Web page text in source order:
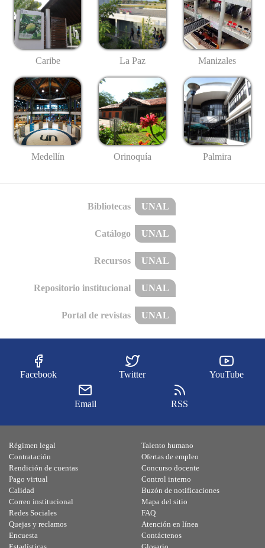
Caribe La Paz Manizales
Medellín Orinoquía Palmira
Bibliotecas UNAL
Catálogo UNAL
Recursos UNAL
Repositorio institucional UNAL
Portal de revistas UNAL
Facebook Twitter YouTube
Email RSS
Régimen legal
Contratación
Rendición de cuentas
Pago virtual
Calidad
Talento humano
Ofertas de empleo
Concurso docente
Control interno
Buzón de notificaciones
Correo institucional
Redes Sociales
Quejas y reclamos
Encuesta
Mapa del sitio
FAQ
Atención en línea
Contáctenos